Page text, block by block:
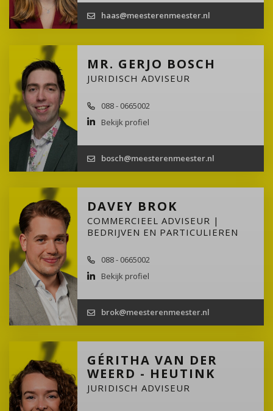
haas@meesterenmeester.nl
MR. GERJO BOSCH
JURIDISCH ADVISEUR
088 - 0665002
Bekijk profiel
bosch@meesterenmeester.nl
DAVEY BROK
COMMERCIEEL ADVISEUR |
BEDRIJVEN EN PARTICULIEREN
088 - 0665002
Bekijk profiel
brok@meesterenmeester.nl
GÉRITHA VAN DER
WEERD - HEUTINK
JURIDISCH ADVISEUR